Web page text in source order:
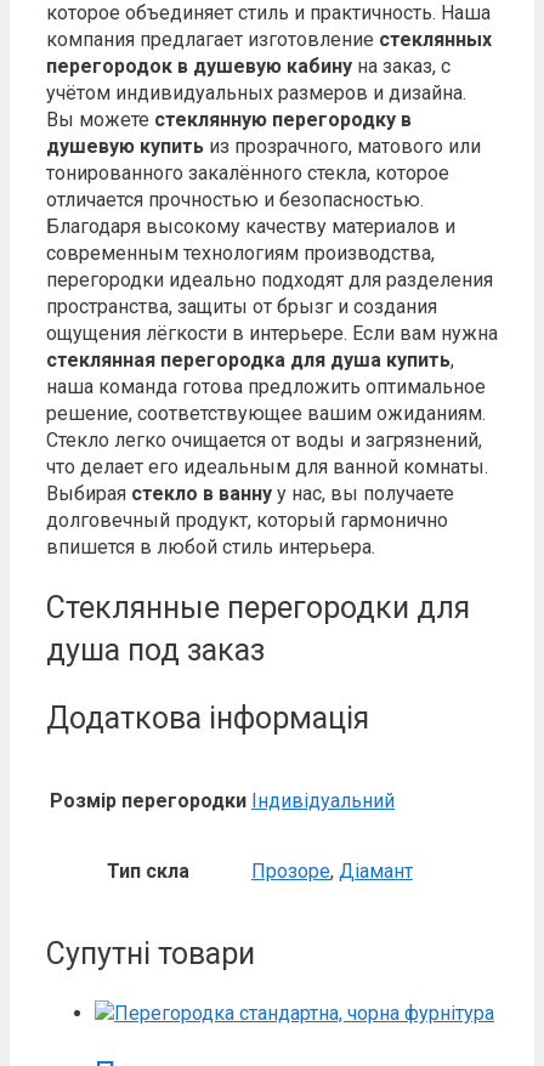
которое объединяет стиль и практичность. Наша
компания предлагает изготовление стеклянных
перегородок в душевую кабину на заказ, с
учётом индивидуальных размеров и дизайна.
Вы можете стеклянную перегородку в
душевую купить из прозрачного, матового или
тонированного закалённого стекла, которое
отличается прочностью и безопасностью.
Благодаря высокому качеству материалов и
современным технологиям производства,
перегородки идеально подходят для разделения
пространства, защиты от брызг и создания
ощущения лёгкости в интерьере. Если вам нужна
стеклянная перегородка для душа купить,
наша команда готова предложить оптимальное
решение, соответствующее вашим ожиданиям.
Стекло легко очищается от воды и загрязнений,
что делает его идеальным для ванной комнаты.
Выбирая стекло в ванну у нас, вы получаете
долговечный продукт, который гармонично
впишется в любой стиль интерьера.
Стеклянные перегородки для
душа под заказ
Додаткова інформація
Розмір перегородки Індивідуальний
Тип скла Прозоре, Діамант
Супутні товари